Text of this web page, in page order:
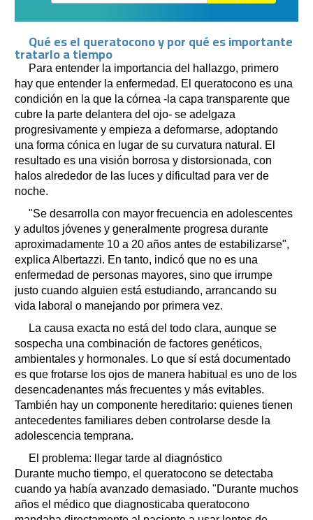
Qué es el queratocono y por qué es importante
tratarlo a tiempo
Para entender la importancia del hallazgo, primero
hay que entender la enfermedad. El queratocono es una
condición en la que la córnea -la capa transparente que
cubre la parte delantera del ojo- se adelgaza
progresivamente y empieza a deformarse, adoptando
una forma cónica en lugar de su curvatura natural. El
resultado es una visión borrosa y distorsionada, con
halos alrededor de las luces y dificultad para ver de
noche.
"Se desarrolla con mayor frecuencia en adolescentes
y adultos jóvenes y generalmente progresa durante
aproximadamente 10 a 20 años antes de estabilizarse",
explica Albertazzi. En tanto, indicó que no es una
enfermedad de personas mayores, sino que irrumpe
justo cuando alguien está estudiando, arrancando su
vida laboral o manejando por primera vez.
La causa exacta no está del todo clara, aunque se
sospecha una combinación de factores genéticos,
ambientales y hormonales. Lo que sí está documentado
es que frotarse los ojos de manera habitual es uno de los
desencadenantes más frecuentes y más evitables.
También hay un componente hereditario: quienes tienen
antecedentes familiares deben controlarse desde la
adolescencia temprana.
El problema: llegar tarde al diagnóstico
Durante mucho tiempo, el queratocono se detectaba
cuando ya había avanzado demasiado. "Durante muchos
años el médico que diagnosticaba queratocono